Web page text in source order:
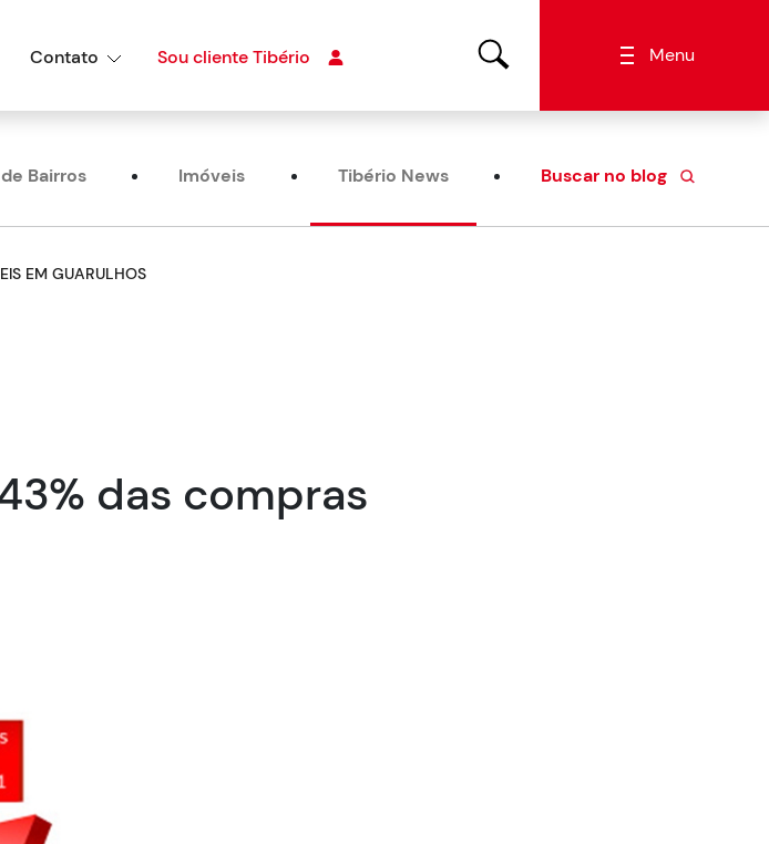
Contato Sou cliente Tibério Menu
Bairros Imóveis Tibério News Buscar no blog
EM GUARULHOS
das compras